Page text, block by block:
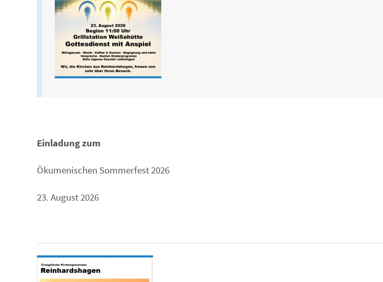
Einladung zum
Ökumenischen Sommerfest 2026
23. August 2026